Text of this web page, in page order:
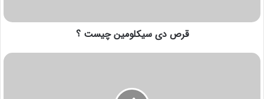
قرص دی سیکلومین چیست ؟